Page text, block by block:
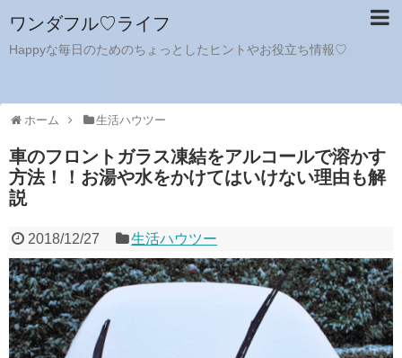
ワンダフル♡ライフ
Happyな毎日のためのちょっとしたヒントやお役立ち情報♡
ホーム 生活ハウツー
車のフロントガラス凍結をアルコールで溶かす
方法！！お湯や水をかけてはいけない理由も解
説
2018/12/27 生活ハウツー